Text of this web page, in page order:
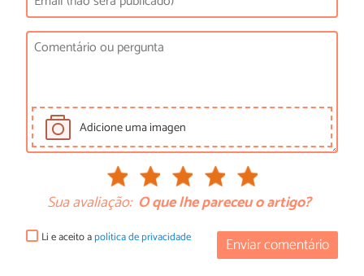
Adicione uma imagen
Sua avaliação: O que lhe pareceu o artigo?
Enviar comentário
Li e aceito apolítica de privacidade